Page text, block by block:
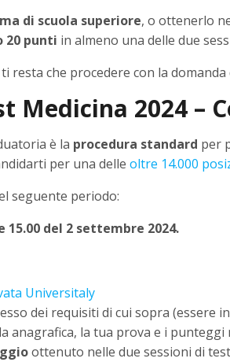
di scuola superiore, o ottenerlo
20 punti in almeno una delle due
resta che procedere con la
Medicina 2024 –
è la procedura standard per
per una delle oltre 14.000
seguente periodo:
del 2 settembre 2024.
Universitaly
dei requisiti di cui sopra (essere
anagrafica, la tua prova e i
ottenuto nelle due sessioni di